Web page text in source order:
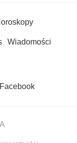
Wiadomości
Facebook